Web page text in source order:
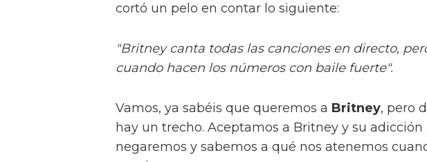
cortó un pelo en contar lo siguiente:
"Britney canta todas las canciones en directo,
cuando hacen los números con baile fuerte".
Vamos, ya sabéis que queremos a Britney, pero
hay un trecho. Aceptamos a Britney y su
negaremos y sabemos a qué nos atenemos